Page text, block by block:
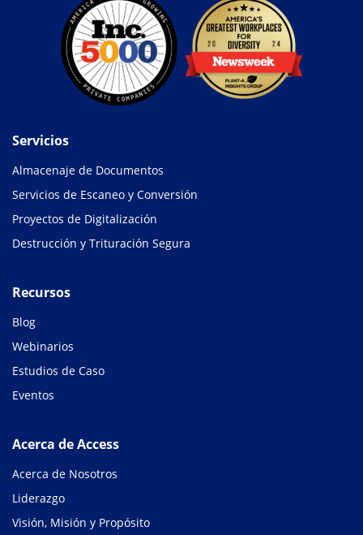
Servicios
Almacenaje de Documentos
Servicios de Escaneo y Conversión
Proyectos de Digitalización
Destrucción y Trituración Segura
Recursos
Blog
Webinarios
Estudios de Caso
Eventos
Acerca de Access
Acerca de Nosotros
Liderazgo
Visión, Misión y Propósito